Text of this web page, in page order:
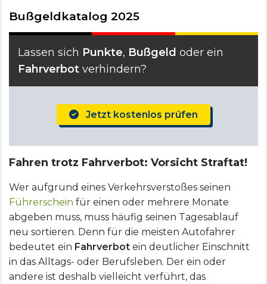
Bußgeldkatalog 2025
Lassen sich Punkte, Bußgeld oder ein
Fahrverbot verhindern?
Jetzt kostenlos prüfen
Fahren trotz Fahrverbot: Vorsicht Straftat!
Wer aufgrund eines Verkehrsverstoßes seinen
Führerschein für einen oder mehrere Monate
abgeben muss, muss häufig seinen Tagesablauf
neu sortieren. Denn für die meisten Autofahrer
bedeutet ein Fahrverbot ein deutlicher Einschnitt
in das Alltags- oder Berufsleben. Der ein oder
andere ist deshalb vielleicht verführt, das